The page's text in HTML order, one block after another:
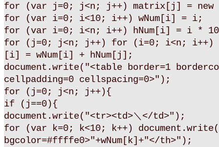
for (var j=0; j<n; j++) matrix[j] = new
for (var i=0; i<10; i++) wNum[i] = i;
for (var i=0; i<n; i++) hNum[i] = i *
for (j=0; j<n; j++) for (i=0; i<n; i++)
[i] = wNum[i] + hNum[j];
document.write("<table border=1
cellpadding=0 cellspacing=0>");
for (j=0; j<n; j++){
if (j==0){
document.write("<tr><td>＼</td>");
for (var k=0; k<10; k++)
bgcolor=#ffffe0>"+wNum[k]+"</th>");